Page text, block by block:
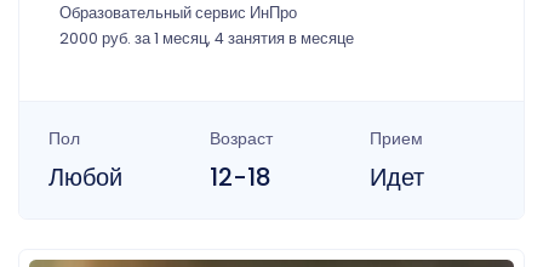
Образовательный сервис ИнПро
2000 руб. за 1 месяц, 4 занятия в месяце
Пол
Любой
Возраст
12-18
Прием
Идет